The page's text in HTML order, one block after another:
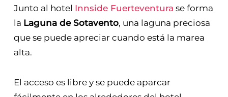
Junto al hotel Innside Fuerteventura se forma
la Laguna de Sotavento, una laguna preciosa
que se puede apreciar cuando está la marea
alta.
El acceso es libre y se puede aparcar